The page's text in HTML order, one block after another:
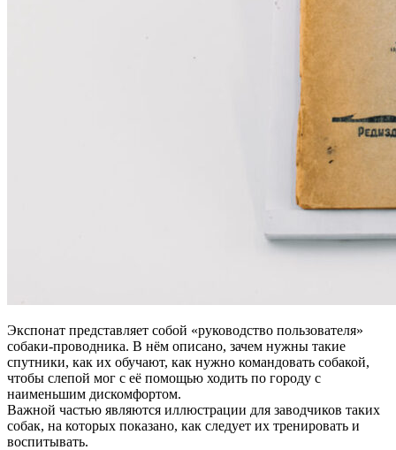
Экспонат представляет собой «руководство пользователя»
собаки-проводника. В нём описано, зачем нужны такие
спутники, как их обучают, как нужно командовать собакой,
чтобы слепой мог с её помощью ходить по городу с
наименьшим дискомфортом.
Важной частью являются иллюстрации для заводчиков таких
собак, на которых показано, как следует их тренировать и
воспитывать.